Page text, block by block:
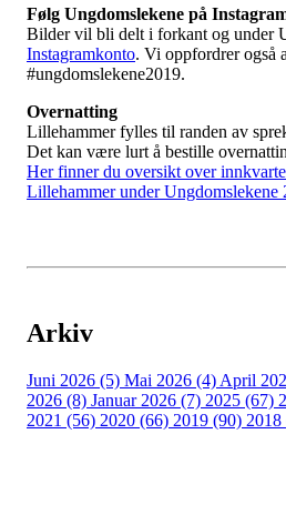
Følg Ungdomslekene på
Bilder vil bli delt i forkant og under
Instagramkonto. Vi oppfordrer også
#ungdomslekene2019.
Overnatting
Lillehammer fylles til randen av
Det kan være lurt å bestille
Her finner du oversikt over
Lillehammer under Ungdomslekene
Arkiv
Juni 2026 (5) Mai 2026 (4) April
2026 (8) Januar 2026 (7) 2025 (67)
2021 (56) 2020 (66) 2019 (90) 2018